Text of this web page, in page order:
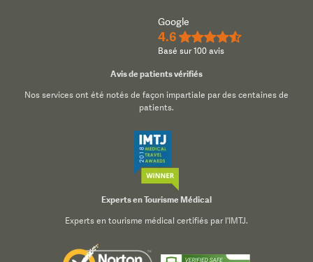
Google
4.6 ★★★★½
Basé sur 100 avis
Avis de patients vérifiés
Nos services ont été notés de façon impartiale par des centaines de
patients.
Experts en Tourisme Médical
Experts en tourisme médical certifiés par l'IMTJ.